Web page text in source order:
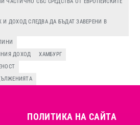
ДОХОД СЛЕДВА ДА БЪДАТ ЗАВЕРЕНИ В
ДОХОД
ХАМБУРГ
ПОЛИТИКА НА САЙТА